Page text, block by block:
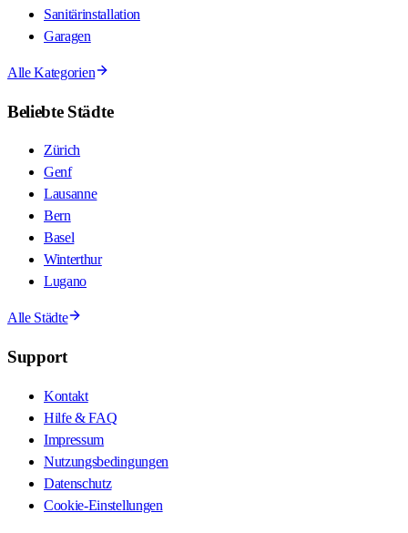
Sanitärinstallation
Garagen
Alle Kategorien
Beliebte Städte
Zürich
Genf
Lausanne
Bern
Basel
Winterthur
Lugano
Alle Städte
Support
Kontakt
Hilfe & FAQ
Impressum
Nutzungsbedingungen
Datenschutz
Cookie-Einstellungen